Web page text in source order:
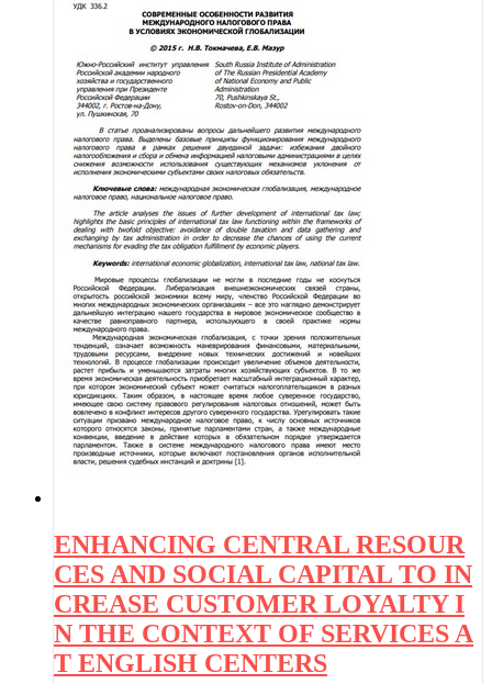
ENHANCING CENTRAL RESOUR
CES AND SOCIAL CAPITAL TO IN
CREASE CUSTOMER LOYALTY I
N THE CONTEXT OF SERVICES A
T ENGLISH CENTERS